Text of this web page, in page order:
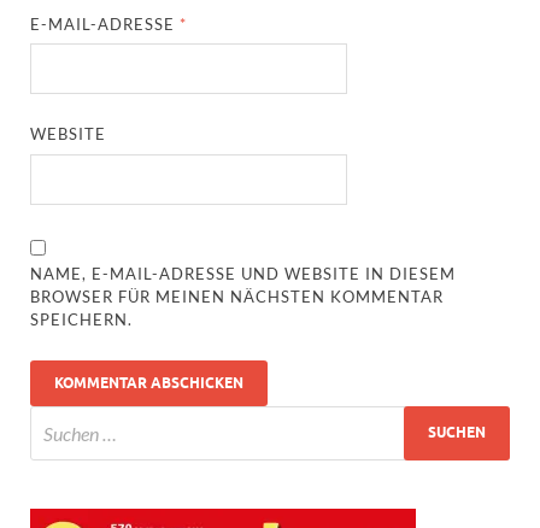
E-MAIL-ADRESSE *
WEBSITE
NAME, E-MAIL-ADRESSE UND WEBSITE IN DIESEM
BROWSER FÜR MEINEN NÄCHSTEN KOMMENTAR
SPEICHERN.